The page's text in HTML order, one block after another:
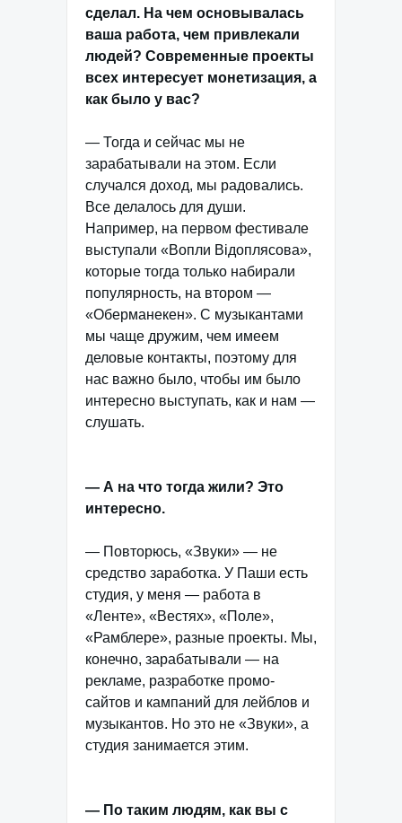
сделал. На чем основывалась
ваша работа, чем привлекали
людей? Современные проекты
всех интересует монетизация, а
как было у вас?
— Тогда и сейчас мы не
зарабатывали на этом. Если
случался доход, мы радовались.
Все делалось для души.
Например, на первом фестивале
выступали «Вопли Вiдоплясова»,
которые тогда только набирали
популярность, на втором —
«Оберманекен». С музыкантами
мы чаще дружим, чем имеем
деловые контакты, поэтому для
нас важно было, чтобы им было
интересно выступать, как и нам —
слушать.
— А на что тогда жили? Это
интересно.
— Повторюсь, «Звуки» — не
средство заработка. У Паши есть
студия, у меня — работа в
«Ленте», «Вестях», «Поле»,
«Рамблере», разные проекты. Мы,
конечно, зарабатывали — на
рекламе, разработке промо-
сайтов и кампаний для лейблов и
музыкантов. Но это не «Звуки», а
студия занимается этим.
— По таким людям, как вы с